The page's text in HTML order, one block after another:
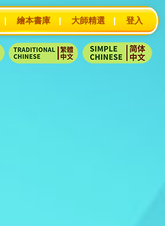
| 繪本書庫 | 大師精選 | 登入